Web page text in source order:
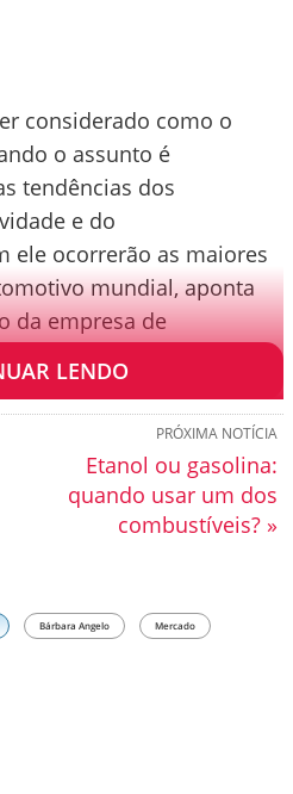
considerado como o
o assunto é
tendências dos
e do
ele ocorrerão as maiores
mundial, aponta
da empresa de
LENDO
PRÓXIMA NOTÍCIA
Etanol ou gasolina:
quando usar um dos
combustíveis? »
Bárbara Angelo Mercado